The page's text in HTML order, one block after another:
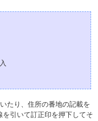
たり、住所の番地の記載を
引いて訂正印を押下してそ